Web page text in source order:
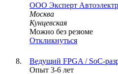
ООО Эксперт
Москва
Кунцевская
Можно без резюме
Откликнуться
Ведущий FPGA / SoC-
Опыт 3-6 лет